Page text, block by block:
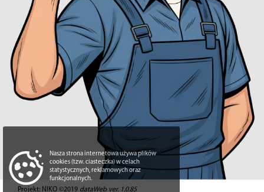
Projekt: NIKO ©2019 dataWeb ver. 1.0.85
Nasza strona internetowa używa plików
cookies (tzw. ciasteczka) w celach
statystycznych, reklamowych oraz
funkcjonalnych.